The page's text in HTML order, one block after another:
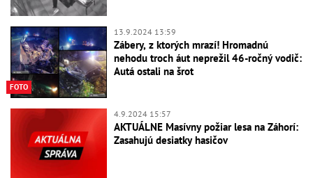
FOTO
13.9.2024 13:59
Zábery, z ktorých mrazí! Hromadnú
nehodu troch áut neprežil 46-ročný vodič:
Autá ostali na šrot
4.9.2024 15:57
AKTUÁLNE Masívny požiar lesa na Záhorí:
Zasahujú desiatky hasičov